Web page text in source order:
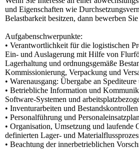
und Eigenschaften wie
Belastbarkeit besitzen, dann bewerben
Aufgabenschwerpunkte:
• Verantwortlichkeit für die logistischen
Ein- und Auslagerung mit Hilfe von
Lagerhaltung und ordnungsgemäße
Kommissionierung, Verpackung und
• Warenausgang: Übergabe an
• Betriebliche Information und
Software-Systemen und
• Inventurarbeiten und Bestandskontrollen
• Personalführung und
• Organisation, Umsetzung und laufende
definierten Lager- und
• Beachtung der innerbetrieblichen